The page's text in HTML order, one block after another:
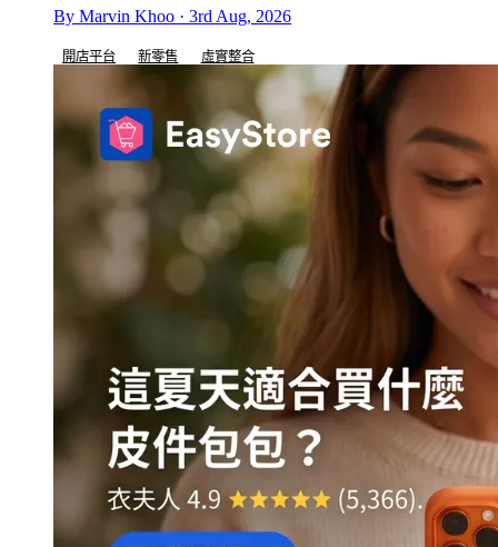
By Marvin Khoo · 3rd Aug, 2026
開店平台 新零售 虛實整合